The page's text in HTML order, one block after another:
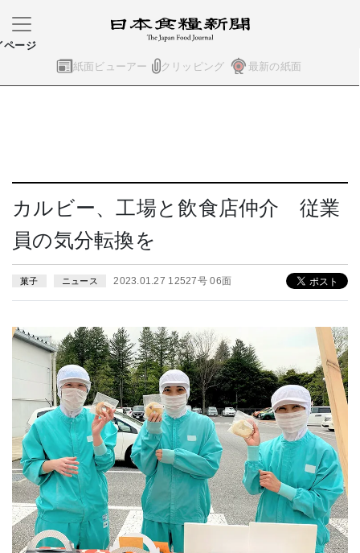
紙面ビューアー クリッピング 最新の紙面
ページ
カルビー、工場と飲食店仲介 従業
員の気分転換を
菓子 ニュース 2023.01.27 12527号 06面